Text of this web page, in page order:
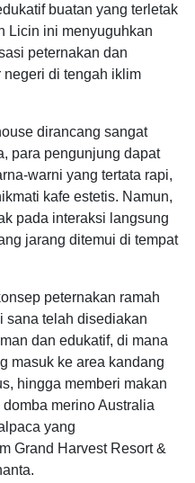
buatan yang terletak
Licin ini menyuguhkan
peternakan dan
di tengah iklim
dirancang sangat
para pengunjung dapat
warni yang tertata rapi,
kafe estetis. Namun,
pada interaksi langsung
jarang ditemui di tempat
peternakan ramah
sana telah disediakan
dan edukatif, di mana
masuk ke area kandang
hingga memberi makan
merino Australia
yang
Grand Harvest Resort &